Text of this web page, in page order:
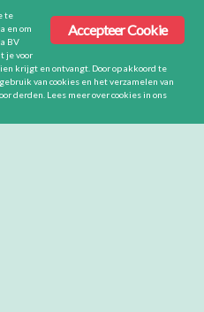
Accepteer Cookie
te
en om
BV
je voor
krijgt en ontvangt. Door op akkoord te
van cookies en het verzamelen van
derden. Lees meer over cookies in ons